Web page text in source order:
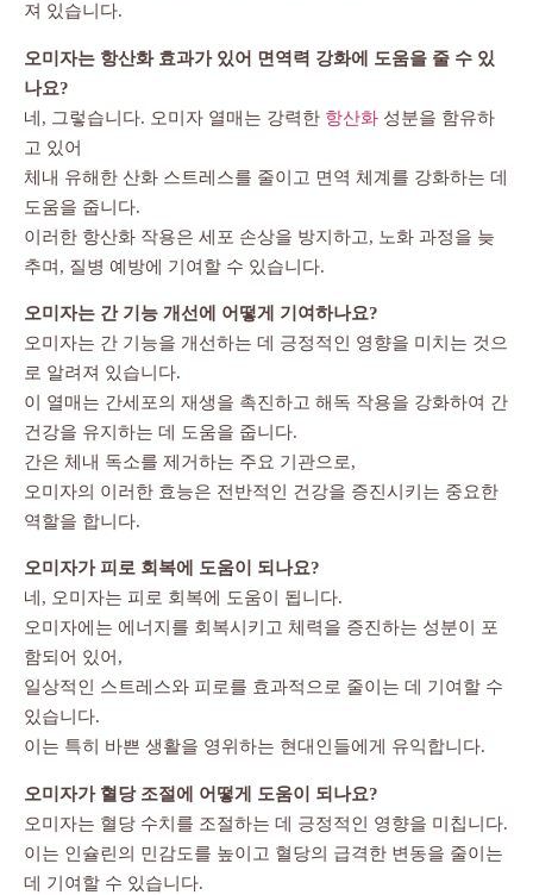
져 있습니다.
오미자는 항산화 효과가 있어 면역력 강화에 도움을 줄 수 있
나요?
네, 그렇습니다. 오미자 열매는 강력한 항산화 성분을 함유하
고 있어
체내 유해한 산화 스트레스를 줄이고 면역 체계를 강화하는 데
도움을 줍니다.
이러한 항산화 작용은 세포 손상을 방지하고, 노화 과정을 늦
추며, 질병 예방에 기여할 수 있습니다.
오미자는 간 기능 개선에 어떻게 기여하나요?
오미자는 간 기능을 개선하는 데 긍정적인 영향을 미치는 것으
로 알려져 있습니다.
이 열매는 간세포의 재생을 촉진하고 해독 작용을 강화하여 간
건강을 유지하는 데 도움을 줍니다.
간은 체내 독소를 제거하는 주요 기관으로,
오미자의 이러한 효능은 전반적인 건강을 증진시키는 중요한
역할을 합니다.
오미자가 피로 회복에 도움이 되나요?
네, 오미자는 피로 회복에 도움이 됩니다.
오미자에는 에너지를 회복시키고 체력을 증진하는 성분이 포
함되어 있어,
일상적인 스트레스와 피로를 효과적으로 줄이는 데 기여할 수
있습니다.
이는 특히 바쁜 생활을 영위하는 현대인들에게 유익합니다.
오미자가 혈당 조절에 어떻게 도움이 되나요?
오미자는 혈당 수치를 조절하는 데 긍정적인 영향을 미칩니다.
이는 인슐린의 민감도를 높이고 혈당의 급격한 변동을 줄이는
데 기여할 수 있습니다.